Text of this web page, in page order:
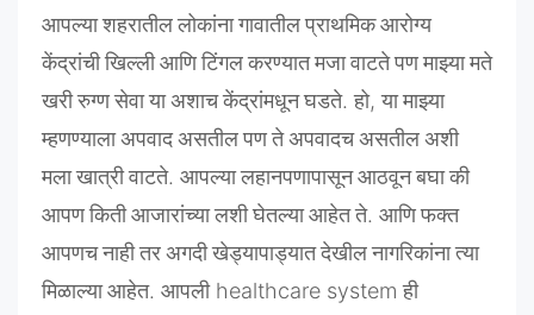
आपल्याशहरातीललोकांनागावातीलप्राथमिकआरोग्य
केंद्रांचीखिल्लीआणिटिंगलकरण्यातमजावाटतेपणमाझ्यामते
खरीरुग्णसेवायाअशाचकेंद्रांमधूनघडते.हो,यामाझ्या
म्हणण्यालाअपवादअसतीलपणतेअपवादचअसतीलअशी
मलाखात्रीवाटते. आपल्यालहानपणापासूनआठवूनबघाकी
आपणकितीआजारांच्यालशीघेतल्याआहेतते. आणिफक्त
आपणचनाहीतरअगदीखेड्यापाड्यातदेखीलनागरिकांनात्या
मिळाल्याआहेत. आपलीhealthcare systemही